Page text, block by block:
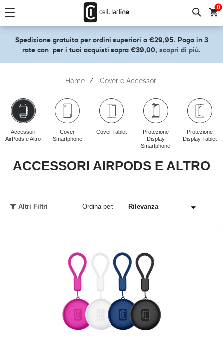
0
Spedizione gratuita per ordini superiori a €29,95. Paga in 3
rate con per i tuoi acquisti sopra €39,00, scopri di più.
Home Cover e Accessori
Accessori
AirPods e Altro
Cover
Smartphone
Cover Tablet
Protezione
Display
Smartphone
Protezione
Display Tablet
ACCESSORI AIRPODS E ALTRO
Altri Filtri Ordina per: